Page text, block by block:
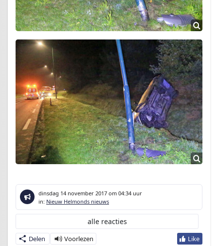
dinsdag 14 november 2017 om 04:34 uur
in: Nieuw Helmonds nieuws
Delen
alle reacties